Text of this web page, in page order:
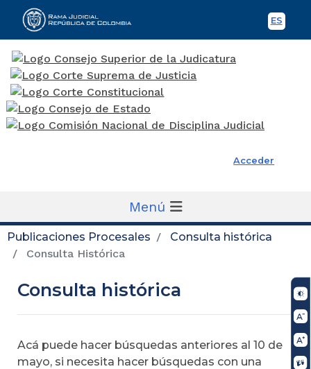
ES
Rama Judicial
Acceder
Menú
Publicaciones Procesales
Consulta histórica
Consulta Histórica
Consulta histórica
Acá puede hacer búsquedas anteriores al 10 de
mayo, si necesita hacer búsquedas con una